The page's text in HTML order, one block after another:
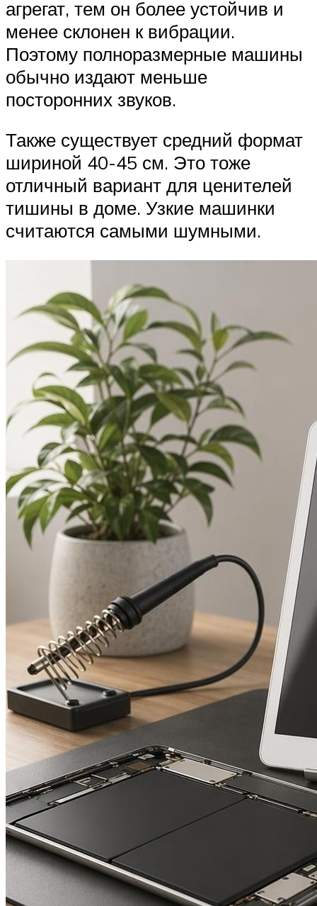
агрегат, тем он более устойчив и
менее склонен к вибрации.
Поэтому полноразмерные машины
обычно издают меньше
посторонних звуков.
Также существует средний формат
шириной 40-45 см. Это тоже
отличный вариант для ценителей
тишины в доме. Узкие машинки
считаются самыми шумными.